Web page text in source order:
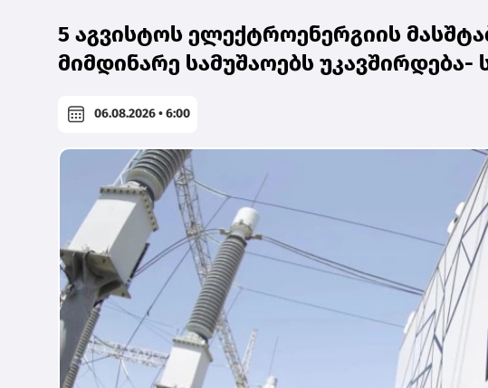
5 აგვისტოს ელექტროენერგიის
მიმდინარე სამუშაოებს
06.08.2026 • 6:00